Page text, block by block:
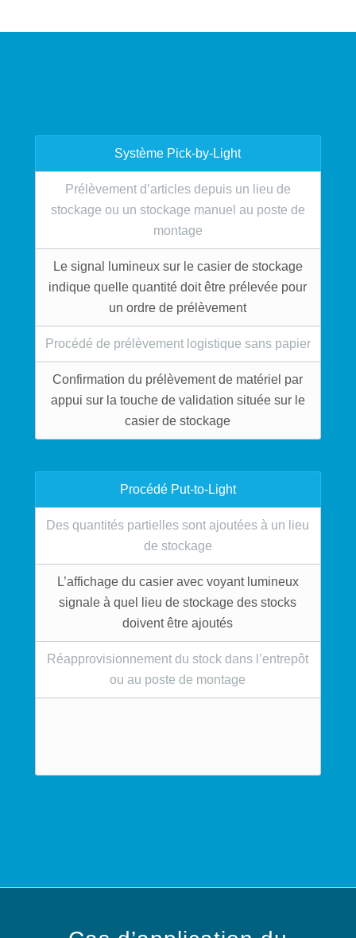
Système Pick-by-Light
Prélèvement d’articles depuis un lieu de
stockage ou un stockage manuel au poste de
montage
Le signal lumineux sur le casier de stockage
indique quelle quantité doit être prélevée pour
un ordre de prélèvement
Procédé de prélèvement logistique sans papier
Confirmation du prélèvement de matériel par
appui sur la touche de validation située sur le
casier de stockage
Procédé Put-to-Light
Des quantités partielles sont ajoutées à un lieu
de stockage
L’affichage du casier avec voyant lumineux
signale à quel lieu de stockage des stocks
doivent être ajoutés
Réapprovisionnement du stock dans l’entrepôt
ou au poste de montage